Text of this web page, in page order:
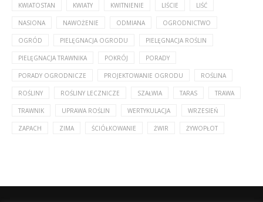
KWIATOSTAN KWIATY KWITNIENIE LIŚCIE LIŚĆ
NASIONA NAWOŻENIE ODMIANA OGRODNICTWO
OGRÓD PIELĘGNACJA OGRODU PIELĘGNACJA ROŚLIN
PIELĘGNACJA TRAWNIKA POKRÓJ PORADY
PORADY OGRODNICZE PROJEKTOWANIE OGRODU ROŚLINA
ROŚLINY ROŚLINY LECZNICZE SZAŁWIA TARAS TRAWA
TRAWNIK UPRAWA ROŚLIN WERTYKULACJA WRZESIEŃ
ZAPACH ZIMA ŚCIÓŁKOWANIE ŻWIR ŻYWOPŁOT